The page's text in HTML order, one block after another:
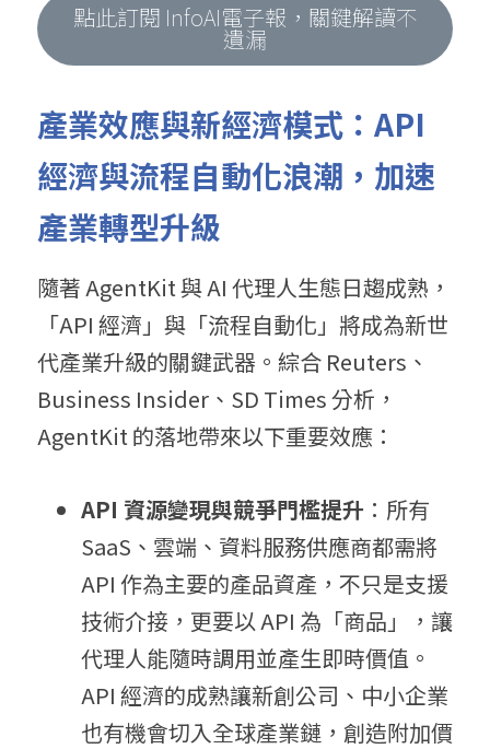
點此訂閱 InfoAI電子報，關鍵解讀不
遺漏
產業效應與新經濟模式： API
經濟與流程自動化浪潮，加速
產業轉型升級
隨著 AgentKit 與 AI 代理人生態日趨成熟，
「API 經濟」與「流程自動化」將成為新世
代產業升級的關鍵武器。 綜合 Reuters、
Business Insider、SD Times 分析，
AgentKit 的落地帶來以下重要效應：
API 資源變現與競爭門檻提升 ： 所有
SaaS、雲端、資料服務供應商都需將
API 作為主要的產品資產，不只是支援
技術介接，更要以 API 為「商品」，讓
代理人能隨時調用並產生即時價值。
API 經濟的成熟讓新創公司、中小企業
也有機會切入全球產業鏈，創造附加價